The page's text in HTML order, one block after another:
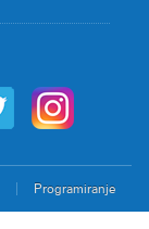
Programiranje